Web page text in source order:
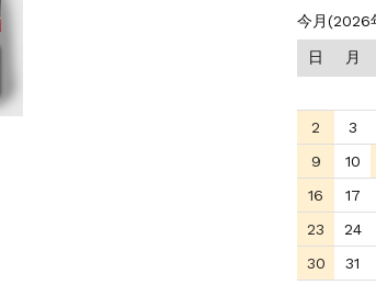
今月(2026
日 月
2
3
9
10
16
17
23
24
30
31